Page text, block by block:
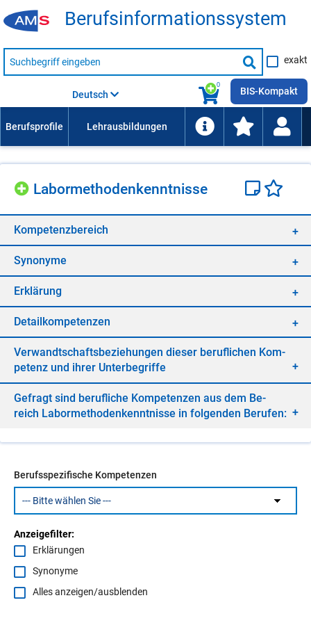
Be­rufs­in­for­ma­ti­ons­sys­tem
Suche
nach
Suche
starten
exakt
0
Deutsch BIS-Kompakt
La­bor­me­tho­den­kennt­nis­se
Kom­pe­tenz­be­reich
Syn­ony­me
Er­klä­rung
De­tail­kom­pe­ten­zen
Ver­wandt­schafts­be­zie­hun­gen die­ser be­ruf­li­chen Kom­
pe­tenz und ih­rer Un­ter­be­grif­fe
Ge­fragt sind be­ruf­li­che Kom­pe­ten­zen aus dem Be­
reich La­bor­me­tho­den­kennt­nis­se in fol­gen­den Be­ru­fen:
Berufsspezifische Kompetenzen
Anzeigefilter:
Erklärungen
Synonyme
Alles anzeigen/ausblenden